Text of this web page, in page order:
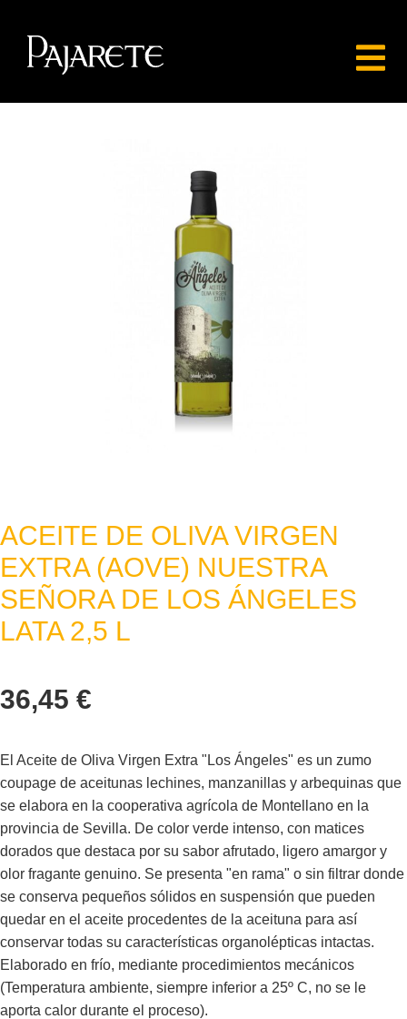
ACEITE DE OLIVA VIRGEN
EXTRA (AOVE) NUESTRA
SEÑORA DE LOS ÁNGELES
LATA 2,5 L
36,45 €
El Aceite de Oliva Virgen Extra "Los Ángeles" es un zumo
coupage de aceitunas lechines, manzanillas y arbequinas que
se elabora en la cooperativa agrícola de Montellano en la
provincia de Sevilla. De color verde intenso, con matices
dorados que destaca por su sabor afrutado, ligero amargor y
olor fragante genuino. Se presenta "en rama" o sin filtrar donde
se conserva pequeños sólidos en suspensión que pueden
quedar en el aceite procedentes de la aceituna para así
conservar todas su características organolépticas intactas.
Elaborado en frío, mediante procedimientos mecánicos
(Temperatura ambiente, siempre inferior a 25º C, no se le
aporta calor durante el proceso).